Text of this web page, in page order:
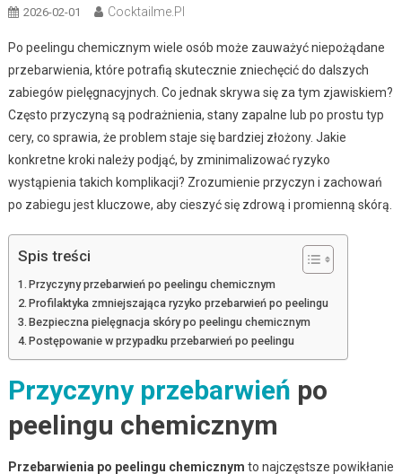
2026-02-01 Cocktailme.pl
Po peelingu chemicznym wiele osób może zauważyć niepożądane
przebarwienia, które potrafią skutecznie zniechęcić do dalszych
zabiegów pielęgnacyjnych. Co jednak skrywa się za tym zjawiskiem?
Często przyczyną są podrażnienia, stany zapalne lub po prostu typ
cery, co sprawia, że problem staje się bardziej złożony. Jakie
konkretne kroki należy podjąć, by zminimalizować ryzyko
wystąpienia takich komplikacji? Zrozumienie przyczyn i zachowań
po zabiegu jest kluczowe, aby cieszyć się zdrową i promienną skórą.
Spis treści
Przyczyny przebarwień po peelingu chemicznym
Profilaktyka zmniejszająca ryzyko przebarwień po peelingu
Bezpieczna pielęgnacja skóry po peelingu chemicznym
Postępowanie w przypadku przebarwień po peelingu
Przyczyny przebarwień po
peelingu chemicznym
Przebarwienia po peelingu chemicznym to najczęstsze powikłanie